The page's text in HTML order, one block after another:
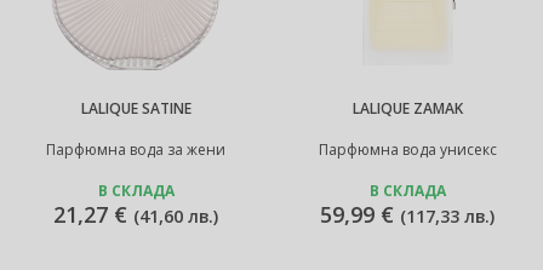
LALIQUE SATINE
Парфюмна вода за жени
В СКЛАДА
21,27 € (41,60 лв.)
LALIQUE ZAMAK
Парфюмна вода унисекс
В СКЛАДА
59,99 € (117,33 лв.)